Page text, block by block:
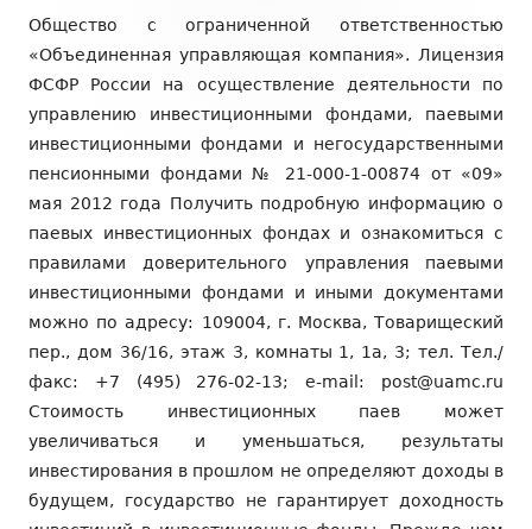
подвала
Общество с ограниченной ответственностью
«Объединенная управляющая компания». Лицензия
ФСФР России на осуществление деятельности по
управлению инвестиционными фондами, паевыми
инвестиционными фондами и негосударственными
пенсионными фондами № 21-000-1-00874 от «09»
мая 2012 года Получить подробную информацию о
паевых инвестиционных фондах и ознакомиться с
правилами доверительного управления паевыми
инвестиционными фондами и иными документами
можно по адресу: 109004, г. Москва, Товарищеский
пер., дом 36/16, этаж 3, комнаты 1, 1а, 3; тел. Тел./
факс: +7 (495) 276-02-13; e-mail: post@uamc.ru
Стоимость инвестиционных паев может
увеличиваться и уменьшаться, результаты
инвестирования в прошлом не определяют доходы в
будущем, государство не гарантирует доходность